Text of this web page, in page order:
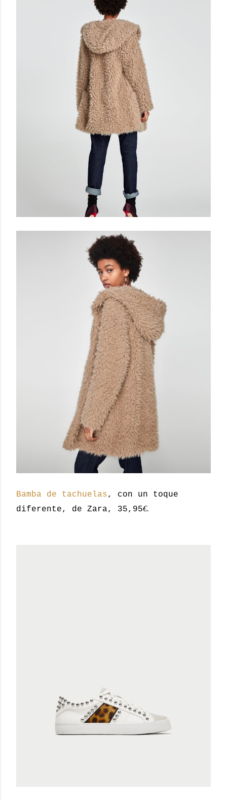
Bamba de tachuelas, con un toque
diferente, de Zara, 35,95€.